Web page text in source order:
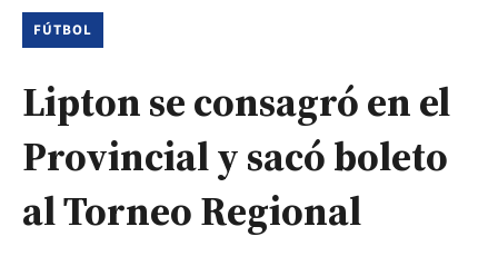
FÚTBOL
Lipton se consagró en el
Provincial y sacó boleto
al Torneo Regional